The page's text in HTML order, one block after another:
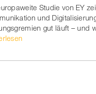
Studie von EY
und
gut läuft – und